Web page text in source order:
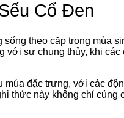
Cổ Đen
theo cặp trong mùa
với sự chung thủy, khi
đặc trưng, với các
thức này không chỉ củng